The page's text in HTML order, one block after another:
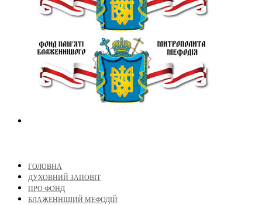
ГОЛОВНА
ДУХОВНИЙ ЗАПОВІТ
ПРО ФОНД
БЛАЖЕННІШИЙ МЕФОДІЙ